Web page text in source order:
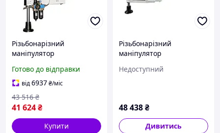
Різьбонарізний
маніпулятор
DGP 16
Готово до відправки
від6937₴/міс
41 624₴
43 516 ₴
Купити
Різьбонарізний
маніпулятор
DG 16
Недоступний
48 438₴
Дивитись